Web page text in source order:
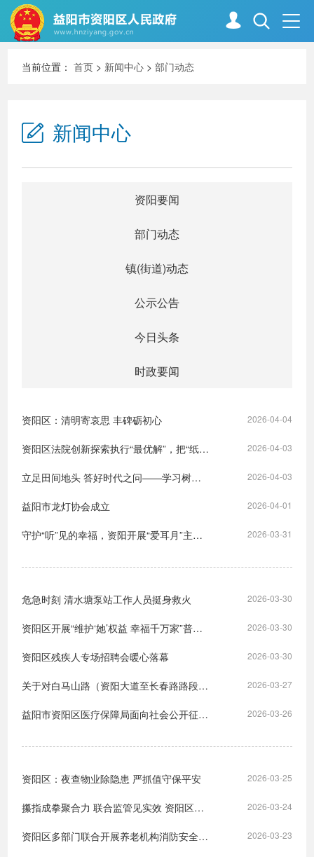
政务资阳
当前位置：首页 > 新闻中心 >部门动态
新闻中心
资阳要闻
部门动态
镇(街道)动态
公示公告
今日头条
时政要闻
2026-04-04
资阳区：清明寄哀思 丰碑砺初心
2026-04-03
资阳区法院创新探索执行“最优解”，把“纸上权益”兑现为群众的“真金白银”
2026-04-03
立足田间地头 答好时代之问——学习树立正确政绩观“时代三问”心得体会
2026-04-01
益阳市龙灯协会成立
2026-03-31
守护“听”见的幸福，资阳开展“爱耳月”主题宣传服务活动
2026-03-30
危急时刻 清水塘泵站工作人员挺身救火
2026-03-30
资阳区开展“维护‘她’权益 幸福千万家”普法关爱活动
2026-03-30
资阳区残疾人专场招聘会暖心落幕
2026-03-27
关于对白马山路（资阳大道至长春路路段）西侧道路实施交通管制的通告
2026-03-26
益阳市资阳区医疗保障局面向社会公开征集医保基金管理突出问题线索的公告
2026-03-25
资阳区：夜查物业除隐患 严抓值守保平安
2026-03-24
攥指成拳聚合力 联合监管见实效 资阳区多部门协同整治医保基金突出问题
2026-03-23
资阳区多部门联合开展养老机构消防安全专项检查